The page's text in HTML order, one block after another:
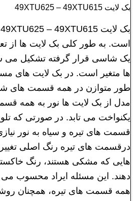
بک لايت 49XTU625 – 49XTU615
است. به طور کلی بک لایت ها از
یک شاسی قرار گرفته تشکیل می
ها متغیر است. در بک لایت های
طور متوازن در همه قسمت های
مدل از بک لایت ها نور به همه
یکنواخت می تابد. در صورتی که
قسمت های تیره و سیاه به نور نیازی
درقسمت های تیره رنگ اصلی
هایی که مشکی هستند، رنگ
دهند. این مسئله ایراد محسوب می
همه قسمت های تیره، همچنان